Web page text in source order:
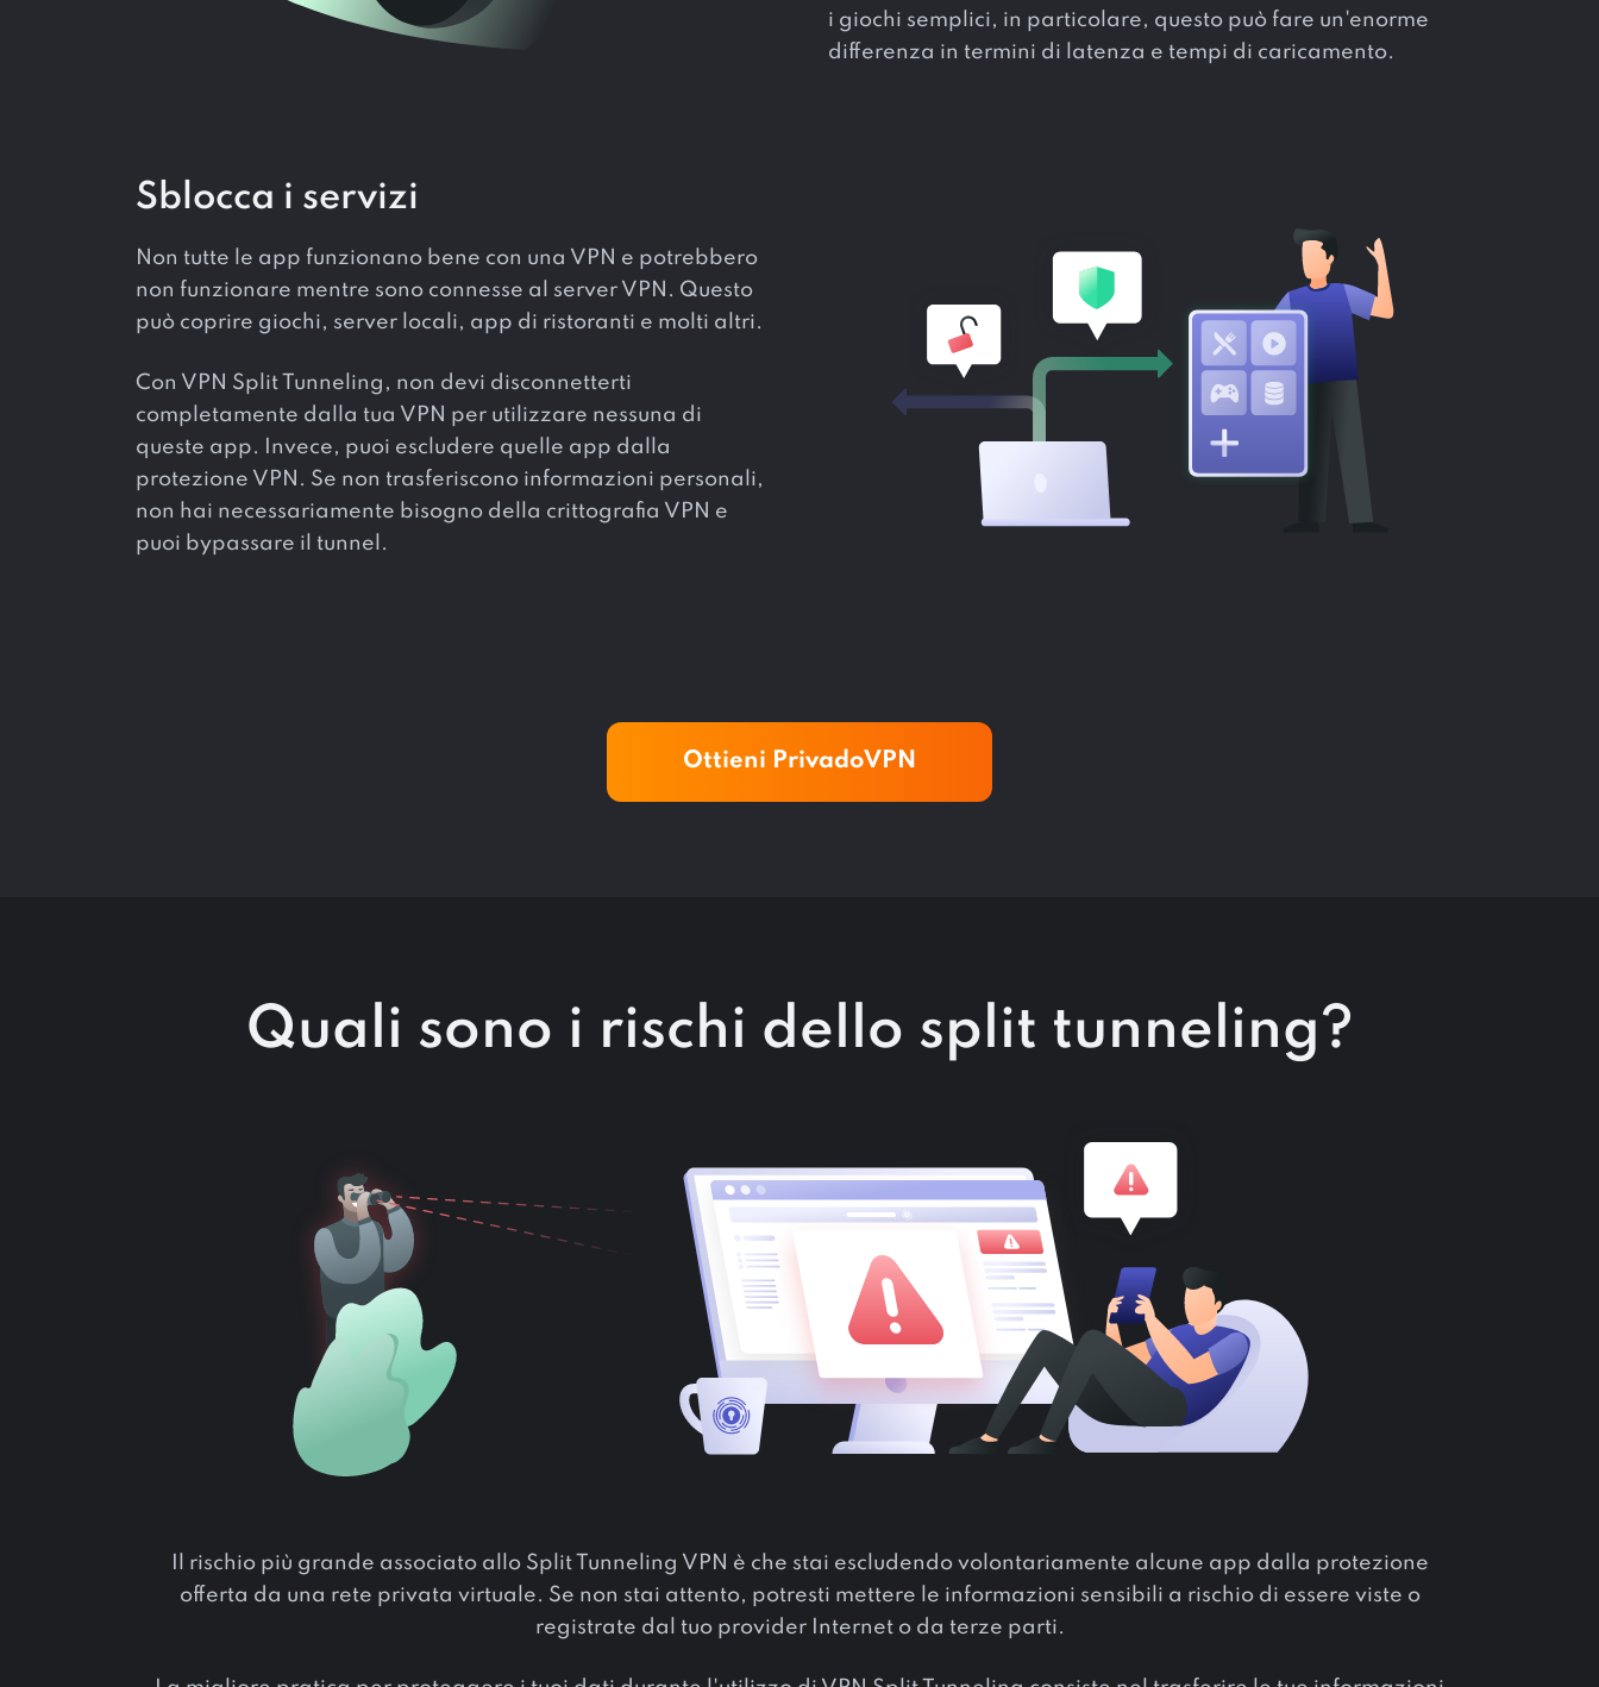
i giochi semplici, in particolare, questo può fare un'enorme
differenza in termini di latenza e tempi di caricamento.
Sblocca i servizi
Non tutte le app funzionano bene con una VPN e potrebbero
non funzionare mentre sono connesse al server VPN. Questo
può coprire giochi, server locali, app di ristoranti e molti altri.
Con VPN Split Tunneling, non devi disconnetterti
completamente dalla tua VPN per utilizzare nessuna di
queste app. Invece, puoi escludere quelle app dalla
protezione VPN. Se non trasferiscono informazioni personali,
non hai necessariamente bisogno della crittografia VPN e
puoi bypassare il tunnel.
Ottieni PrivadoVPN
Quali sono i rischi dello split tunneling?
Il rischio più grande associato allo Split Tunneling VPN è che stai escludendo volontariamente alcune app dalla protezione
offerta da una rete privata virtuale. Se non stai attento, potresti mettere le informazioni sensibili a rischio di essere viste o
registrate dal tuo provider Internet o da terze parti.